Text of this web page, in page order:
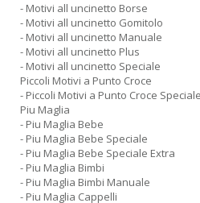
- Motivi all uncinetto Borse
- Motivi all uncinetto Gomitolo
- Motivi all uncinetto Manuale
- Motivi all uncinetto Plus
- Motivi all uncinetto Speciale
Piccoli Motivi a Punto Croce
- Piccoli Motivi a Punto Croce Speciale
Piu Maglia
- Piu Maglia Bebe
- Piu Maglia Bebe Speciale
- Piu Maglia Bebe Speciale Extra
- Piu Maglia Bimbi
- Piu Maglia Bimbi Manuale
- Piu Maglia Cappelli